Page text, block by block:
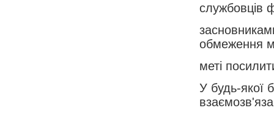
службовців
обмеження
меті
У будь-якої